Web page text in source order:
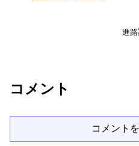
進
コメント
コメント